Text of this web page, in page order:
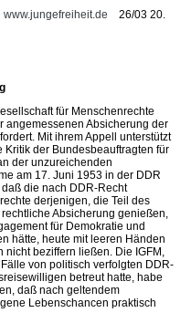
www.jungefreiheit.de 26/03 20.
für Menschenrechte
angemessenen Absicherung der
Mit ihrem Appell unterstützt
der Bundesbeauftragten für
der unzureichenden
am 17. Juni 1953 in der DDR
die nach DDR-Recht
derjenigen, die Teil des
Absicherung genießen,
für Demokratie und
hätte, heute mit leeren Händen
beziffern ließen. Die IGFM,
von politisch verfolgten DDR-
betreut hatte, habe
daß nach geltendem
Lebenschancen praktisch